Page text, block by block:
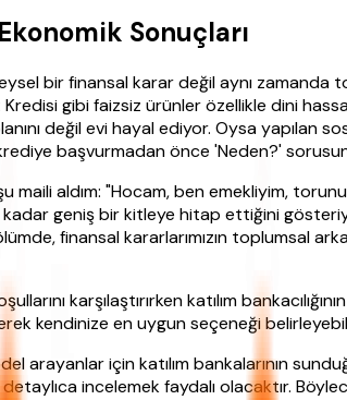
Sonuçları
bir finansal karar değil aynı
Kredisi gibi faizsiz ürünler özellikle dini
değil evi hayal ediyor. Oysa yapılan
başvurmadan önce 'Neden?'
maili aldım: "Hocam, ben emekliyim,
kadar geniş bir kitleye hitap ettiğini
finansal kararlarımızın toplumsal
karşılaştırırken katılım
kendinize en uygun seçeneği
arayanlar için katılım bankalarının
detaylıca incelemek faydalı olacaktır.